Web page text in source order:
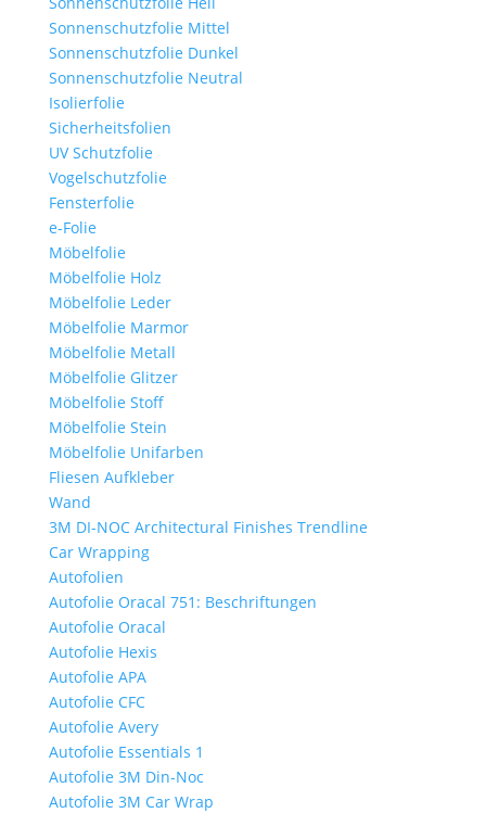
Sonnenschutzfolie Mittel
Sonnenschutzfolie Dunkel
Sonnenschutzfolie Neutral
Isolierfolie
Sicherheitsfolien
UV Schutzfolie
Vogelschutzfolie
Fensterfolie
e-Folie
Möbelfolie
Möbelfolie Holz
Möbelfolie Leder
Möbelfolie Marmor
Möbelfolie Metall
Möbelfolie Glitzer
Möbelfolie Stoff
Möbelfolie Stein
Möbelfolie Unifarben
Fliesen Aufkleber
Wand
3M DI-NOC Architectural Finishes Trendline
Car Wrapping
Autofolien
Autofolie Oracal 751: Beschriftungen
Autofolie Oracal
Autofolie Hexis
Autofolie APA
Autofolie CFC
Autofolie Avery
Autofolie Essentials 1
Autofolie 3M Din-Noc
Autofolie 3M Car Wrap